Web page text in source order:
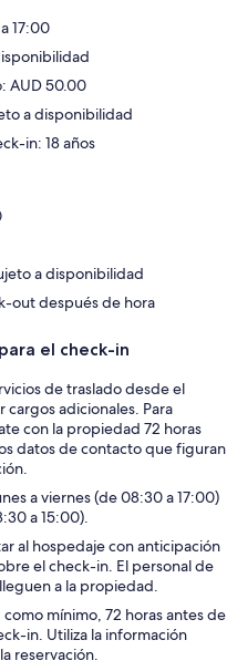
17:00
AUD 50.00
a disponibilidad
in: 18 años
a disponibilidad
out después de hora
el check-in
de traslado desde el
adicionales. Para
con la propiedad 72 horas
datos de contacto que figuran
a viernes (de 08:30 a 17:00)
a 15:00).
al hospedaje con anticipación
el check-in. El personal de
a la propiedad.
mínimo, 72 horas antes de
in. Utiliza la información
reservación.